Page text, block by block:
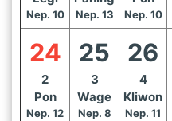
Nep. 10 Nep. 13 Nep. 10
24
2
Pon
Nep. 12
25
3
Wage
Nep. 8
26
4
Kliwon
Nep. 11